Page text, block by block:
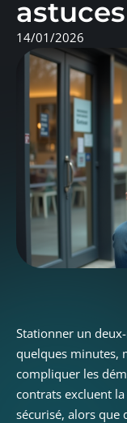
14/01/2026
Stationner un
quelques minutes,
compliquer les
contrats excluent
sécurisé, alors que